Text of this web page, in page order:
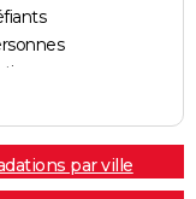
par ville